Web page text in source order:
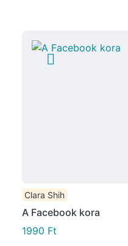
Clara Shih
A Facebook kora
1990 Ft